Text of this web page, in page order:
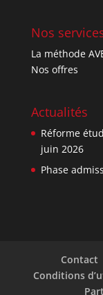
Nos
La méthode
Nos offres
Actualités
Réforme
juin 2026
Phase
Contact
Conditions